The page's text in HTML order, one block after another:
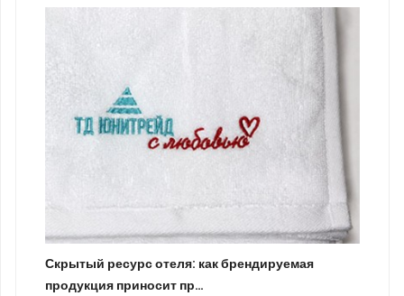
Скрытый ресурс отеля: как брендируемая
продукция приносит пр…